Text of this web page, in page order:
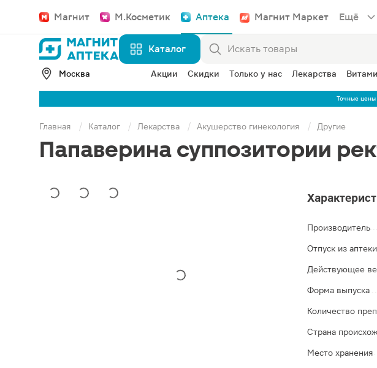
Магнит М.Косметик Аптека Магнит Маркет Ещё
Каталог
Москва Акции Скидки Только у нас Лекарства
Точные цены
Главная Каталог Лекарства Акушерство гинекология Другие
Папаверина суппозитории
Производитель
Отпуск из аптеки
Действующее
Форма выпуска
Количество
Страна
Место хранения